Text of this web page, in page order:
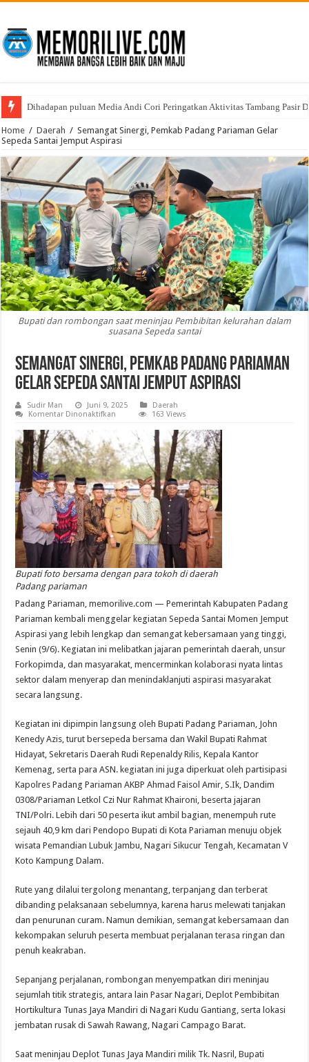
Dihadapan puluan Media Andi Cori Peringatkan Aktivitas Tambang Pasir
Home / Daerah / Semangat Sinergi, Pemkab Padang Pariaman Gelar
Sepeda Santai Jemput Aspirasi
Bupati dan rombongan saat meninjau Pembibitan kelurahan dalam
suasana Sepeda santai
Semangat Sinergi, Pemkab Padang Pariaman
Gelar Sepeda Santai Jemput Aspirasi
Sudir Man Juni 9, 2025
Daerah
Komentar Dinonaktifkan
Pemkab
Padang
Pariaman
Gelar
Sepeda
Santai
Jemput
Aspirasi
163 Views
Bupati foto bersama dengan para tokoh di daerah
Padang pariaman
Padang Pariaman, memorilive.com — Pemerintah Kabupaten Padang
Pariaman kembali menggelar kegiatan Sepeda Santai Momen Jemput
Aspirasi yang lebih lengkap dan semangat kebersamaan yang tinggi,
Senin (9/6). Kegiatan ini melibatkan jajaran pemerintah daerah, unsur
Forkopimda, dan masyarakat, mencerminkan kolaborasi nyata lintas
sektor dalam menyerap dan menindaklanjuti aspirasi masyarakat
secara langsung.
Kegiatan ini dipimpin langsung oleh Bupati Padang Pariaman, John
Kenedy Azis, turut bersepeda bersama dan Wakil Bupati Rahmat
Hidayat, Sekretaris Daerah Rudi Repenaldy Rilis, Kepala Kantor
Kemenag, serta para ASN. kegiatan ini juga diperkuat oleh partisipasi
Kapolres Padang Pariaman AKBP Ahmad Faisol Amir, S.Ik, Dandim
0308/Pariaman Letkol Czi Nur Rahmat Khaironi, beserta jajaran
TNI/Polri. Lebih dari 50 peserta ikut ambil bagian, menempuh rute
sejauh 40,9 km dari Pendopo Bupati di Kota Pariaman menuju objek
wisata Pemandian Lubuk Jambu, Nagari Sikucur Tengah, Kecamatan V
Koto Kampung Dalam.
Rute yang dilalui tergolong menantang, terpanjang dan terberat
dibanding pelaksanaan sebelumnya, karena harus melewati tanjakan
dan penurunan curam. Namun demikian, semangat kebersamaan dan
kekompakan seluruh peserta membuat perjalanan terasa ringan dan
penuh keakraban.
Sepanjang perjalanan, rombongan menyempatkan diri meninjau
sejumlah titik strategis, antara lain Pasar Nagari, Deplot Pembibitan
Hortikultura Tunas Jaya Mandiri di Nagari Kudu Gantiang, serta lokasi
jembatan rusak di Sawah Rawang, Nagari Campago Barat.
Saat meninjau Deplot Tunas Jaya Mandiri milik Tk. Nasril, Bupati